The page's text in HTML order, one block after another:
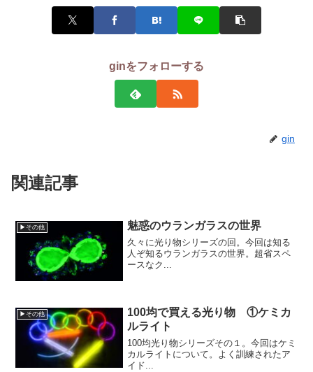
ginをフォローする
gin
関連記事
▶その他 魅惑のウランガラスの世界
久々に光り物シリーズの回。今回は知る
人ぞ知るウランガラスの世界。超省スペ
ースなク...
▶その他
100均で買える光り物 ①ケミカ
ルライト
100均光り物シリーズその１。今回はケミ
カルライトについて。よく訓練されたア
イド...